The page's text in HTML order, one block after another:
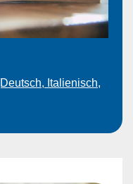
Italienisch,